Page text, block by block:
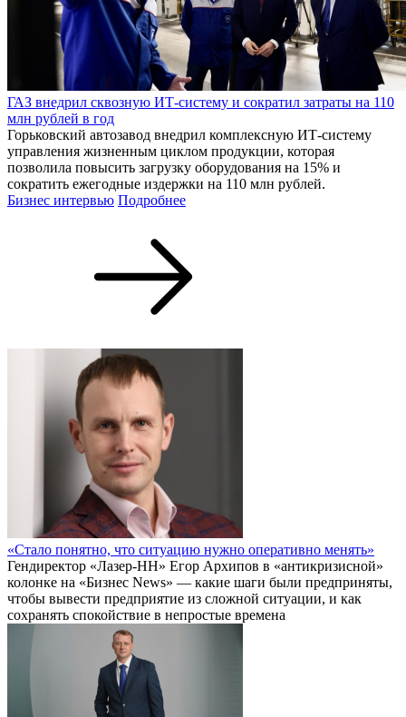
ГАЗ внедрил сквозную ИТ-систему и сократил затраты на 110
млн рублей в год
Горьковский автозавод внедрил комплексную ИТ-систему
управления жизненным циклом продукции, которая
позволила повысить загрузку оборудования на 15% и
сократить ежегодные издержки на 110 млн рублей.
Бизнес интервью Подробнее
«Стало понятно, что ситуацию нужно оперативно менять»
Гендиректор «Лазер-НН» Егор Архипов в «антикризисной»
колонке на «Бизнес News» — какие шаги были предприняты,
чтобы вывести предприятие из сложной ситуации, и как
сохранять спокойствие в непростые времена